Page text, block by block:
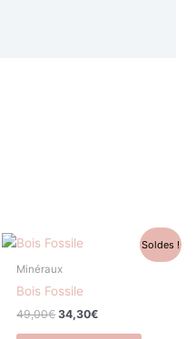
Soldes !
Minéraux
Bois Fossile
49,00€
Le
initial
49,00€.
34,30€